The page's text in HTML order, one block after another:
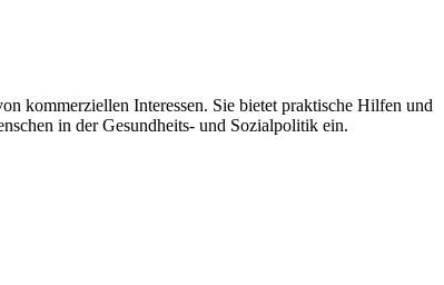
kommerziellen Interessen. Sie bietet praktische Hilfen und
in der Gesundheits- und Sozialpolitik ein.